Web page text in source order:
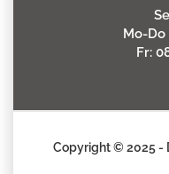
Mo-Do
Fr:
Copyright © 2025 -